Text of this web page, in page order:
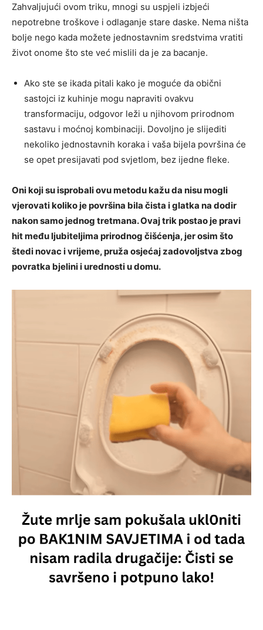
Zahvaljujući ovom triku, mnogi su uspjeli izbjeći
nepotrebne troškove i odlaganje stare daske. Nema ništa
bolje nego kada možete jednostavnim sredstvima vratiti
život onome što ste već mislili da je za bacanje.
Ako ste se ikada pitali kako je moguće da obični
sastojci iz kuhinje mogu napraviti ovakvu
transformaciju, odgovor leži u njihovom prirodnom
sastavu i moćnoj kombinaciji. Dovoljno je slijediti
nekoliko jednostavnih koraka i vaša bijela površina će
se opet presijavati pod svjetlom, bez ijedne fleke.
Oni koji su isprobali ovu metodu kažu da nisu mogli
vjerovati koliko je površina bila čista i glatka na dodir
nakon samo jednog tretmana. Ovaj trik postao je pravi
hit među ljubiteljima prirodnog čišćenja, jer osim što
štedi novac i vrijeme, pruža osjećaj zadovoljstva zbog
povratka bjelini i urednosti u domu.